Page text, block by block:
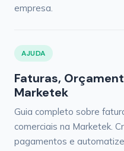
empresa.
AJUDA
Faturas,
Marketek
Guia completo sobre
comerciais na Marketek.
pagamentos e